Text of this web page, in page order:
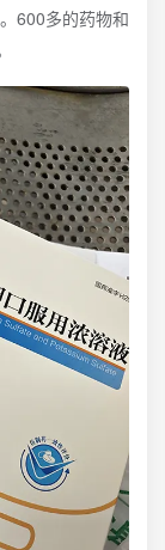
600多的药物和